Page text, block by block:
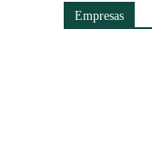
Empresas